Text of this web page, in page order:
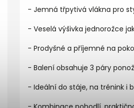
- Jemná třpytivá vlákna pro
- Veselá výšivka jednorožce
- Prodyšné a příjemné na
- Balení obsahuje 3 páry
- Ideální do stáje, na trénink i